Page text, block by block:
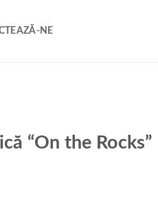
NE
“On the Rocks”